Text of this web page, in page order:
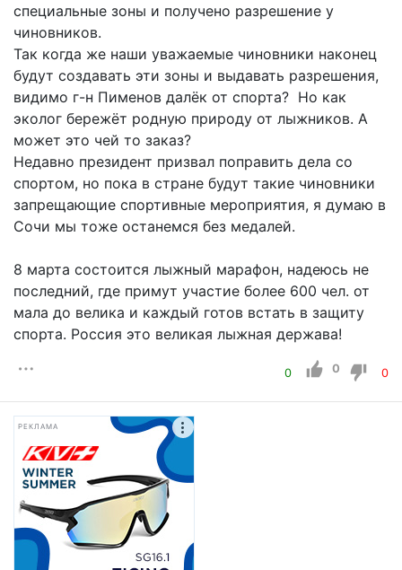
специальные зоны и получено разрешение у
чиновников.
Так когда же наши уважаемые чиновники наконец
будут создавать эти зоны и выдавать разрешения,
видимо г-н Пименов далёк от спорта? Но как
эколог бережёт родную природу от лыжников. А
может это чей то заказ?
Недавно президент призвал поправить дела со
спортом, но пока в стране будут такие чиновники
запрещающие спортивные мероприятия, я думаю в
Сочи мы тоже останемся без медалей.
8 марта состоится лыжный марафон, надеюсь не
последний, где примут участие более 600 чел. от
мала до велика и каждый готов встать в защиту
спорта. Россия это великая лыжная держава!
0 0 0
РЕКЛАМА